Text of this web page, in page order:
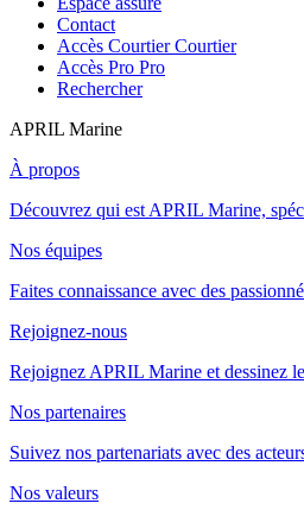
Contact
Accès Courtier Courtier
Accès Pro Pro
Rechercher
APRIL Marine
À propos
Découvrez qui est APRIL Marine,
Nos équipes
Faites connaissance avec des
Rejoignez-nous
Rejoignez APRIL Marine et dessinez
Nos partenaires
Suivez nos partenariats avec des
Nos valeurs